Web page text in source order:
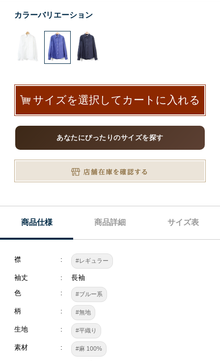
カラーバリエーション
サイズを選択してカートに入れる
あなたにぴったりのサイズを探す
商品仕様 商品詳細 サイズ表
襟 #レギュラー
袖丈
長袖
色
#ブルー系
柄 #無地
生地 #平織り
素材 #麻 100%